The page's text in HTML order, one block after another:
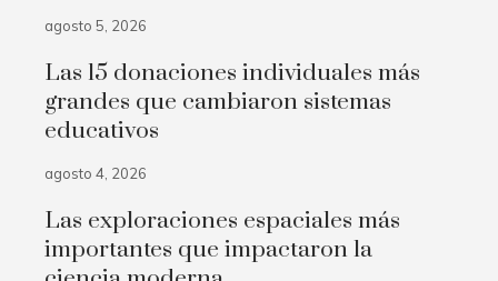
agosto 5, 2026
Las 15 donaciones individuales más
grandes que cambiaron sistemas
educativos
agosto 4, 2026
Las exploraciones espaciales más
importantes que impactaron la